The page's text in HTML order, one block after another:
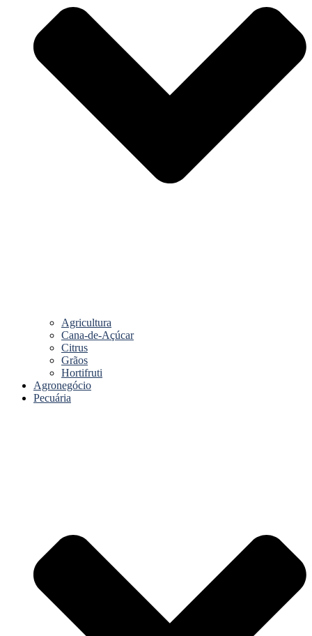
Agricultura
Cana-de-Açúcar
Citrus
Grãos
Hortifruti
Agronegócio
Pecuária